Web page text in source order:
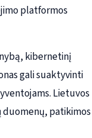
platformos
kibernetinį
gali suaktyvinti
Lietuvos
duomenų, patikimos